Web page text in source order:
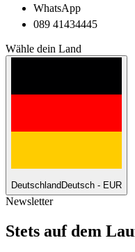
WhatsApp
089 41434445
Wähle dein Land
Deutschland Deutsch - EUR
Newsletter
Stets auf dem